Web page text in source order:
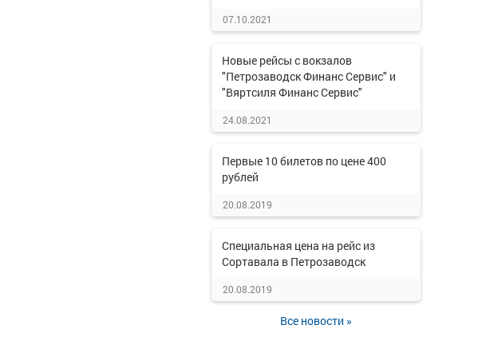
07.10.2021
Новые рейсы с вокзалов
"Петрозаводск Финанс Сервис" и
"Вяртсиля Финанс Сервис"
24.08.2021
Первые 10 билетов по цене 400
рублей
20.08.2019
Специальная цена на рейс из
Сортавала в Петрозаводск
20.08.2019
Все новости »